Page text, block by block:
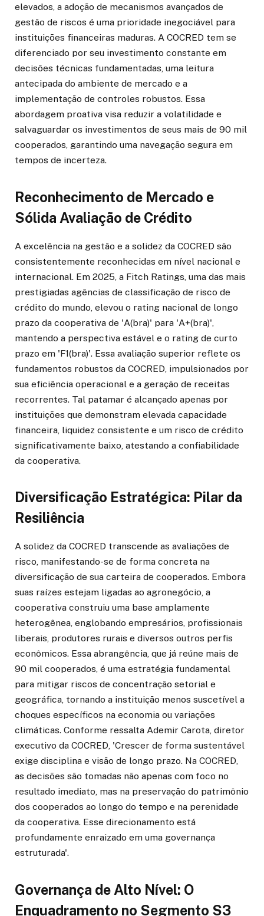
elevados, a adoção de mecanismos avançados de
gestão de riscos é uma prioridade inegociável para
instituições financeiras maduras. A COCRED tem se
diferenciado por seu investimento constante em
decisões técnicas fundamentadas, uma leitura
antecipada do ambiente de mercado e a
implementação de controles robustos. Essa
abordagem proativa visa reduzir a volatilidade e
salvaguardar os investimentos de seus mais de 90 mil
cooperados, garantindo uma navegação segura em
tempos de incerteza.
Reconhecimento de Mercado e
Sólida Avaliação de Crédito
A excelência na gestão e a solidez da COCRED são
consistentemente reconhecidas em nível nacional e
internacional. Em 2025, a Fitch Ratings, uma das mais
prestigiadas agências de classificação de risco de
crédito do mundo, elevou o rating nacional de longo
prazo da cooperativa de 'A(bra)' para 'A+(bra)',
mantendo a perspectiva estável e o rating de curto
prazo em 'F1(bra)'. Essa avaliação superior reflete os
fundamentos robustos da COCRED, impulsionados por
sua eficiência operacional e a geração de receitas
recorrentes. Tal patamar é alcançado apenas por
instituições que demonstram elevada capacidade
financeira, liquidez consistente e um risco de crédito
significativamente baixo, atestando a confiabilidade
da cooperativa.
Diversificação Estratégica: Pilar da
Resiliência
A solidez da COCRED transcende as avaliações de
risco, manifestando-se de forma concreta na
diversificação de sua carteira de cooperados. Embora
suas raízes estejam ligadas ao agronegócio, a
cooperativa construiu uma base amplamente
heterogênea, englobando empresários, profissionais
liberais, produtores rurais e diversos outros perfis
econômicos. Essa abrangência, que já reúne mais de
90 mil cooperados, é uma estratégia fundamental
para mitigar riscos de concentração setorial e
geográfica, tornando a instituição menos suscetível a
choques específicos na economia ou variações
climáticas. Conforme ressalta Ademir Carota, diretor
executivo da COCRED, 'Crescer de forma sustentável
exige disciplina e visão de longo prazo. Na COCRED,
as decisões são tomadas não apenas com foco no
resultado imediato, mas na preservação do patrimônio
dos cooperados ao longo do tempo e na perenidade
da cooperativa. Esse direcionamento está
profundamente enraizado em uma governança
estruturada'.
Governança de Alto Nível: O
Enquadramento no Segmento S3